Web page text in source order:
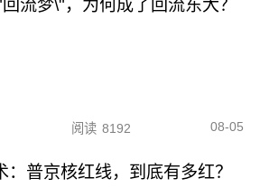
流梦\"，为何成了回流东大？
阅读 8192 08-05
普京核红线，到底有多红？